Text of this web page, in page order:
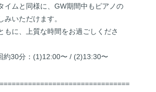
イムと同様に、GW期間中もピアノの
みいただけます。
もに、上質な時間をお過ごしくださ
約30分：(1)12:00〜 / (2)13:30〜